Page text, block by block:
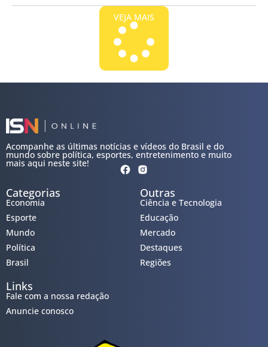
VEJA MAIS
Acompanhe as últimas notícias e vídeos do Brasil e do
mundo sobre política, esportes, entretenimento e muito
mais aqui neste site!
Categorias
Economia
Esporte
Mundo
Política
Brasil
Outras
Ciência e Tecnologia
Educação
Mercado
Destaques
Regiões
Links
Fale com a nossa redação
Anuncie conosco